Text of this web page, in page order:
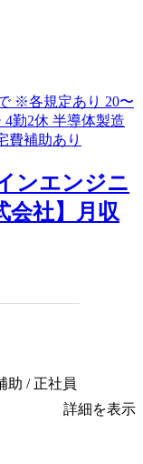
ンエンジニ
会社】月収
助 / 正社員
詳細を表示